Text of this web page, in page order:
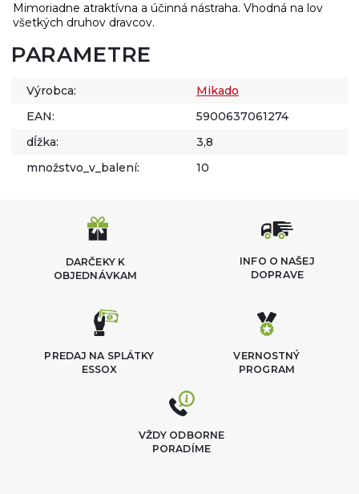
Mimoriadne atraktívna a účinná nástraha. Vhodná na lov
všetkých druhov dravcov.
PARAMETRE
Výrobca:
Mikado
EAN:
5900637061274
dĺžka:
3,8
množstvo_v_balení:
10
DARČEKY K
OBJEDNÁVKAM
INFO O NAŠEJ
DOPRAVE
VERNOSTNÝ
PROGRAM
PREDAJ NA SPLÁTKY
ESSOX
VŽDY ODBORNE
PORADÍME